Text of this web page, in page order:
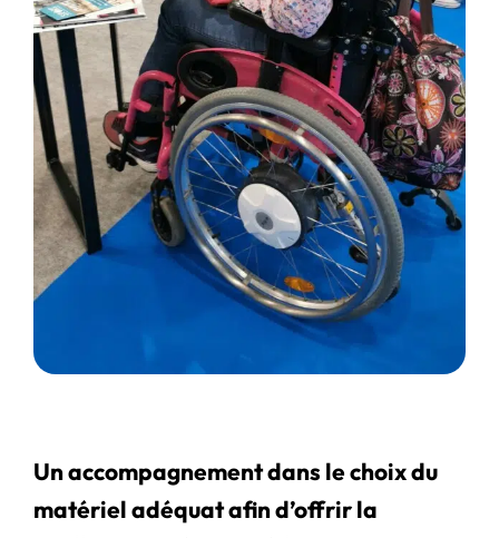
Un accompagnement dans le choix du
matériel adéquat afin d’offrir la